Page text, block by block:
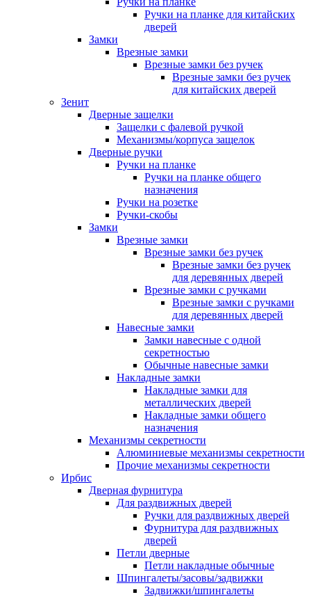
Ручки на планке для китайских
дверей
Замки
Врезные замки
Врезные замки без ручек
Врезные замки без ручек
для китайских дверей
Зенит
Дверные защелки
Защелки с фалевой ручкой
Механизмы/корпуса защелок
Дверные ручки
Ручки на планке
Ручки на планке общего
назначения
Ручки на розетке
Ручки-скобы
Замки
Врезные замки
Врезные замки без ручек
Врезные замки без ручек
для деревянных дверей
Врезные замки с ручками
Врезные замки с ручками
для деревянных дверей
Навесные замки
Замки навесные с одной
секретностью
Обычные навесные замки
Накладные замки
Накладные замки для
металлических дверей
Накладные замки общего
назначения
Механизмы секретности
Алюминиевые механизмы секретности
Прочие механизмы секретности
Ирбис
Дверная фурнитура
Для раздвижных дверей
Ручки для раздвижных дверей
Фурнитура для раздвижных
дверей
Петли дверные
Петли накладные обычные
Шпингалеты/засовы/задвижки
Задвижки/шпингалеты